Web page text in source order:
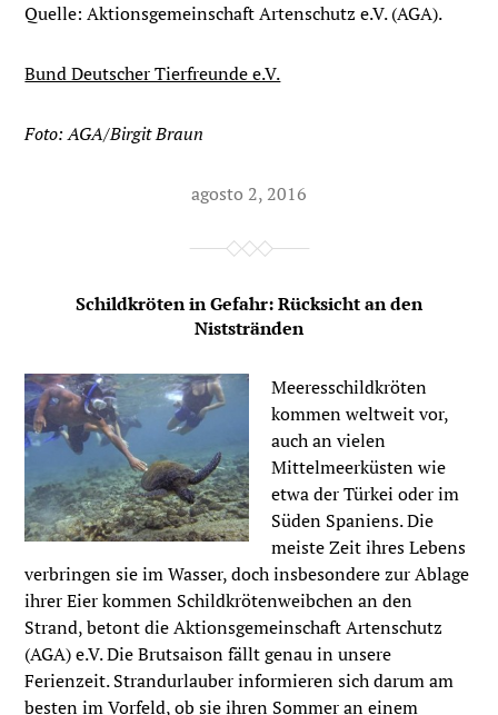
Quelle: Aktionsgemeinschaft Artenschutz e.V. (AGA).
Bund Deutscher Tierfreunde e.V.
Foto: AGA/Birgit Braun
agosto 2, 2016
Schildkröten in Gefahr: Rücksicht an den
Niststränden
Meeresschildkröten
kommen weltweit vor,
auch an vielen
Mittelmeerküsten wie
etwa der Türkei oder im
Süden Spaniens. Die
meiste Zeit ihres Lebens
verbringen sie im Wasser, doch insbesondere zur Ablage
ihrer Eier kommen Schildkrötenweibchen an den
Strand, betont die Aktionsgemeinschaft Artenschutz
(AGA) e.V. Die Brutsaison fällt genau in unsere
Ferienzeit. Strandurlauber informieren sich darum am
besten im Vorfeld, ob sie ihren Sommer an einem